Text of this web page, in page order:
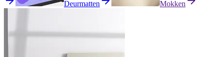
Deurmatten Mokken